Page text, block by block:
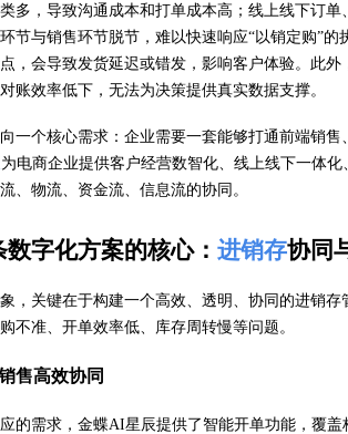
多，导致沟通成本和打单成本高；线上线下订
节与销售环节脱节，难以快速响应“以销定购”
，会导致发货延迟或错发，影响客户体验。此
账效率低下，无法为决策提供真实数据支撑。
一个核心需求：企业需要一套能够打通前端销
为电商企业提供客户经营数智化、线上线下一体
、物流、资金流、信息流的协同。
字化方案的核心： 进销存协同
，关键在于构建一个高效、透明、协同的进销存
不准、开单效率低、库存周转慢等问题。
售高效协同
的需求，金蝶AI星辰提供了智能开单功能，覆